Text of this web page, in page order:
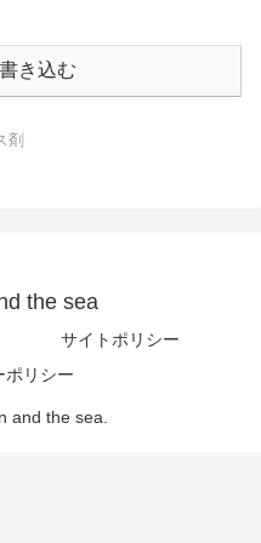
き込む
剤
the sea
サイトポリシー
ポリシー
and the sea.